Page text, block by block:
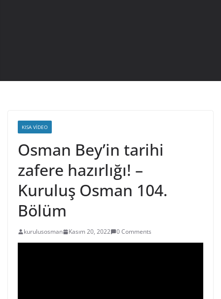
KISA VIDEO
Osman Bey’in tarihi
zafere hazırlığı! –
Kuruluş Osman 104.
Bölüm
kurulusosman Kasım 20, 2022 0 Comments